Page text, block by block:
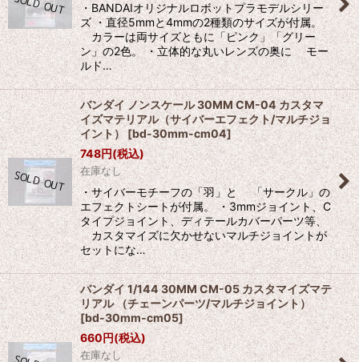
・BANDAIオリジナルロボットプラモデルシリー
ズ ・直径5mmと4mmの2種類のサイズが付属。
カラーは両サイズともに「ピンク」「グリー
ン」の2色。 ・立体的な丸いレンズの奥に モー
ルド…
バンダイ ノンスケール 30MM CM-04 カスタマ
イズマテリアル（サイバーエフェクト/マルチジョ
イント） [bd-30mm-cm04]
748円(税込)
在庫なし
・サイバーモチーフの「羽」と 「サークル」の
エフェクトシートが付属。 ・3mmジョイント、C
タイプジョイント、ディテールカバーパーツ等、
カスタマイズに欠かせないマルチジョイントが
セットにな…
バンダイ 1/144 30MM CM-05 カスタマイズマテ
リアル （チェーンパーツ/マルチジョイント）
[bd-30mm-cm05]
660円(税込)
在庫なし